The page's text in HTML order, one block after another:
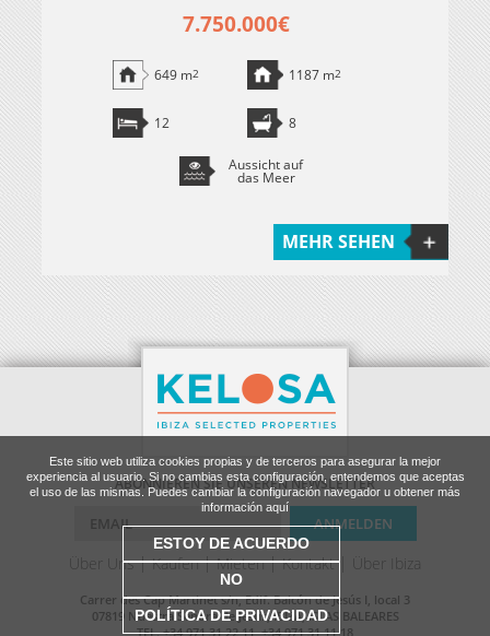
Este sitio web utiliza cookies propias y de terceros para asegurar la mejor
experiencia al usuario. Si no cambias esta configuración, entendemos que aceptas
el uso de las mismas. Puedes cambiar la configuración navegador u obtener más
información aquí
ESTOY DE ACUERDO
NO
POLÍTICA DE PRIVACIDAD
7.750.000€
649 m2 1187 m2
12 8
Aussicht auf
das Meer
MEHR SEHEN
ABONNIEREN SIE UNSEREN NEWSLETTER
Über Uns Kaufen Mieten Kontakt Über Ibiza
Carrer des Cap Martinet s/n, Edif. Balcón de Jesús I, local 3
07819 Nuestra Señora de Jesús, IBIZA, ISLAS BALEARES
TEL. +34 971 31 22 11, +34 971 31 11 18